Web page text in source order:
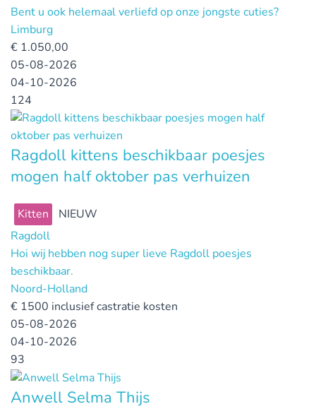
Bent u ook helemaal verliefd op onze jongste cuties?
Limburg
€ 1.050,00
05-08-2026
04-10-2026
124
Ragdoll kittens beschikbaar poesjes
mogen half oktober pas verhuizen
Kitten
NIEUW
Ragdoll
Hoi wij hebben nog super lieve Ragdoll poesjes
beschikbaar.
Noord-Holland
€ 1500 inclusief castratie kosten
05-08-2026
04-10-2026
93
Anwell Selma Thijs